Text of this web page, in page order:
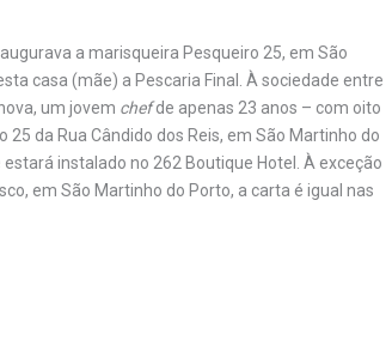
a marisqueira Pesqueiro 25, em São
casa (mãe) a Pescaria Final. À sociedade entre
um jovem chefde apenas 23 anos – com oito
da Rua Cândido dos Reis, em São Martinho do
instalado no 262 Boutique Hotel. À exceção
em São Martinho do Porto, a carta é igual nas